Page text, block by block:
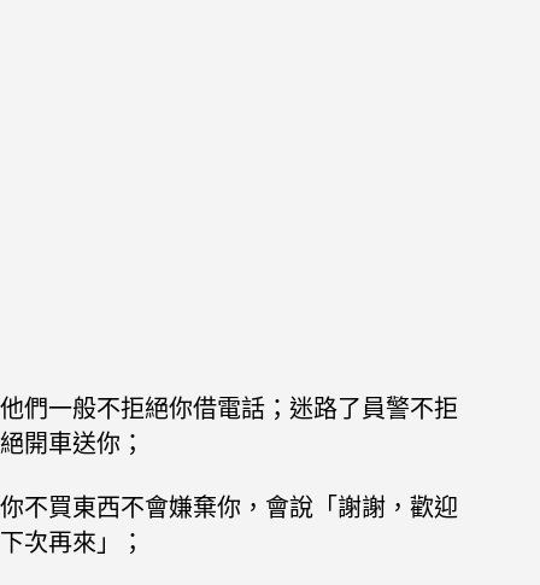
他們一般不拒絕你借電話；迷路了員警不拒
絕開車送你；
你不買東西不會嫌棄你，會說「謝謝，歡迎
下次再來」；